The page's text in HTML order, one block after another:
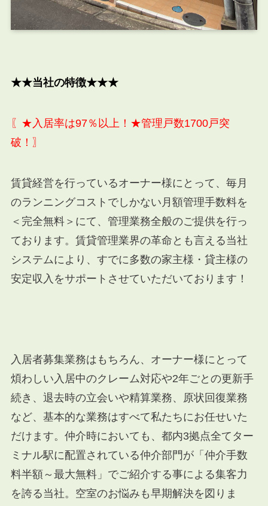
★★当社の特徴★★★
〖★入居率は97％以上！★管理戸数1700戸突
破！〗
賃貸経営を行っているオーナー様にとって、毎月
のランニングコストでしかない月額管理手数料を
＜完全無料＞にて、管理業務全般のご提供を行っ
ております。賃貸管理業界の革命とも言える当社
システムにより、すでに多数の家主様・貸主様の
安定収入をサポートさせていただいております！
入居者募集業務はもちろん、オーナー様にとって
煩わしい入居中のクレーム対応や2年ごとの更新手
続き、退去時の立会いや精算業務、原状回復業務
など、基本的な業務はすべて私たちにお任せいた
だけます。仲介時においても、都内3拠点全てター
ミナル駅に配置されている仲介部門が「仲介手数
料半額～最大無料」でご紹介する事による集客力
を誇る当社。空室のお悩みも早期解決を図りま